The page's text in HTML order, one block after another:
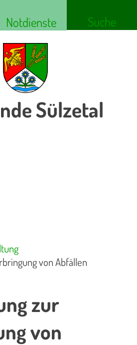
Notdienste Suche
Sülzetal
von Abfällen
zur
von